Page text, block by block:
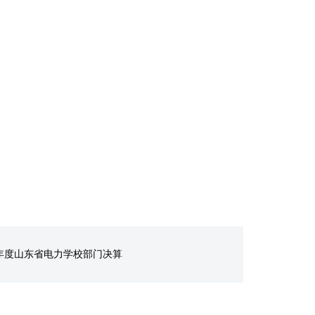
度山东省电力学校部门决算